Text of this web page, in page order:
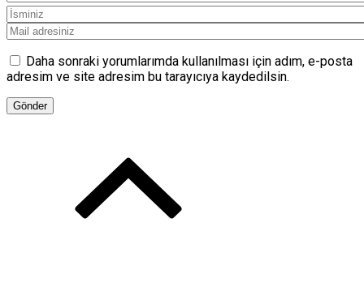
Daha sonraki yorumlarımda kullanılması için adım, e-posta
adresim ve site adresim bu tarayıcıya kaydedilsin.